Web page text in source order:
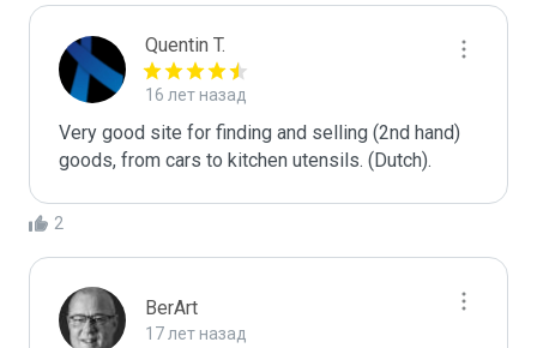
Quentin T.
16 лет назад
Very good site for finding and selling (2nd hand)
goods, from cars to kitchen utensils. (Dutch).
2
BerArt
17 лет назад